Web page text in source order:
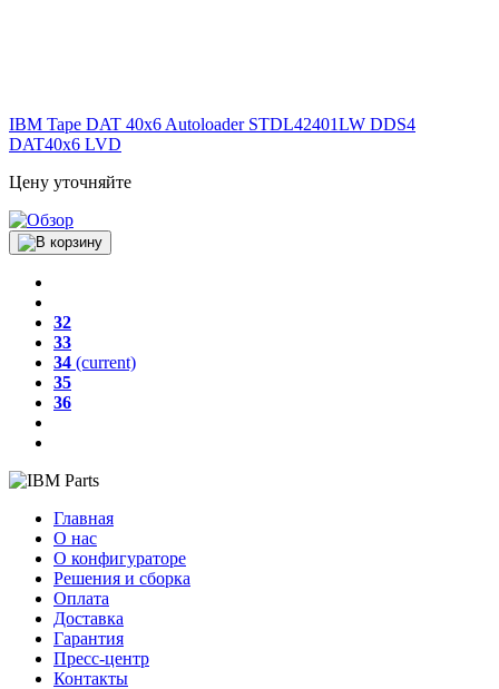
IBM Tape DAT 40x6 Autoloader STDL42401LW DDS4
DAT40x6 LVD
Цену уточняйте
32
33
34 (current)
35
36
Главная
О нас
О конфигураторе
Решения и сборка
Оплата
Доставка
Гарантия
Пресс-центр
Контакты